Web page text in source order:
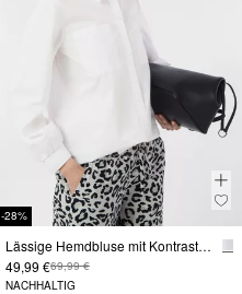
-28%
Lässige Hemdbluse mit Kontrast-Details
49,99 €69,99 €
NACHHALTIG